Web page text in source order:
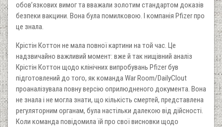
обов’язкових вимог та вважали золотим стандартом доказів
безпеки вакцини. Вона була помилковою. І компанія Pfizer про
це знала.
Крістін Коттон не мала повної картини на той час. Це
надзвичайно важливий момент: вже й так нищівний аналіз
Крістін Коттон щодо клінічних випробувань Pfizer був
підготовлений до того, як команда War Room/DailyClout
проаналізувала повну версію оприлюдненого документа. Вона
не знала і не могла знати, що кількість смертей, представлена
регуляторним органам, була настільки далекою від дійсності.
Коли команда повідомила їй про свої висновки щодо